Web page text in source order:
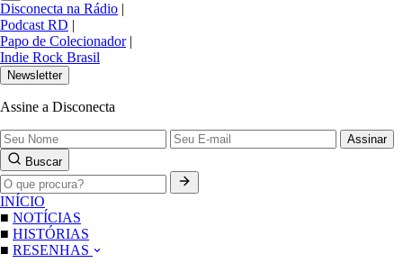
Disconecta na Rádio |
Podcast RD |
Papo de Colecionador |
Indie Rock Brasil
Newsletter
Assine a Disconecta
Assinar
Buscar
INÍCIO
■ NOTÍCIAS
■ HISTÓRIAS
■ RESENHAS